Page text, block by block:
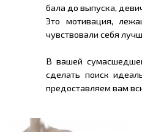
бала до выпуска,
Это мотивация,
чувствовали себя
В вашей
сделать поиск
предоставляем вам